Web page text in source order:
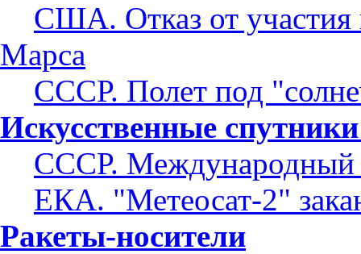
США. Отказ от участия
Марса
СССР. Полет под
Искусственные
СССР. Международный
ЕКА. "Метеосат-2"
Ракеты-носители